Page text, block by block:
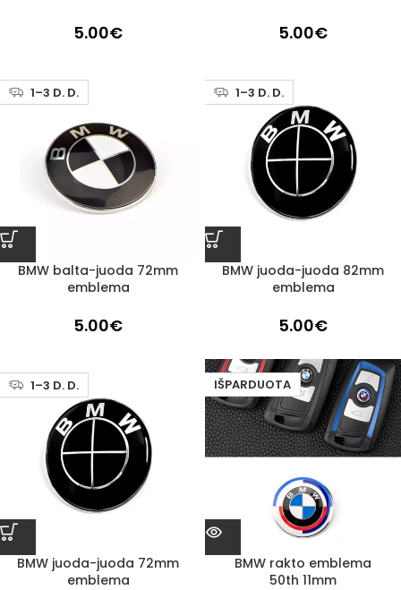
5.00€ 5.00€
1–3 D. D.
BMW balta-juoda 72mm
emblema
5.00€
1–3 D. D.
BMW juoda-juoda 82mm
emblema
5.00€
1–3 D. D.
BMW juoda-juoda 72mm
emblema
IŠPARDUOTA
BMW rakto emblema
50th 11mm